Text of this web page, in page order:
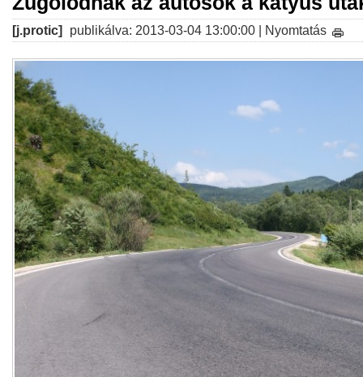
[j.protic] publikálva: 2013-03-04 13:00:00 | Nyomtatás